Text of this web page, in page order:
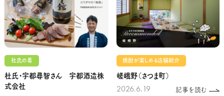
杜氏の肴
杜氏・宇都尋智さん 宇都酒造株
式会社
焼酎が楽しめる店舗紹介
嵯峨野（さつま町）
2026.6.19 記事を読む